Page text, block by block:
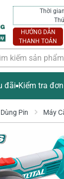
Thời
HƯỚNG DẪN
THANH TOÁN
đãi Kiểm tra đơn
Pin Máy